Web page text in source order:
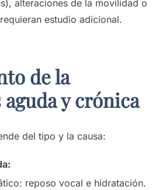
alteraciones de la movilidad o
estudio adicional.
de la
y crónica
del tipo y la causa:
reposo vocal e hidratación.